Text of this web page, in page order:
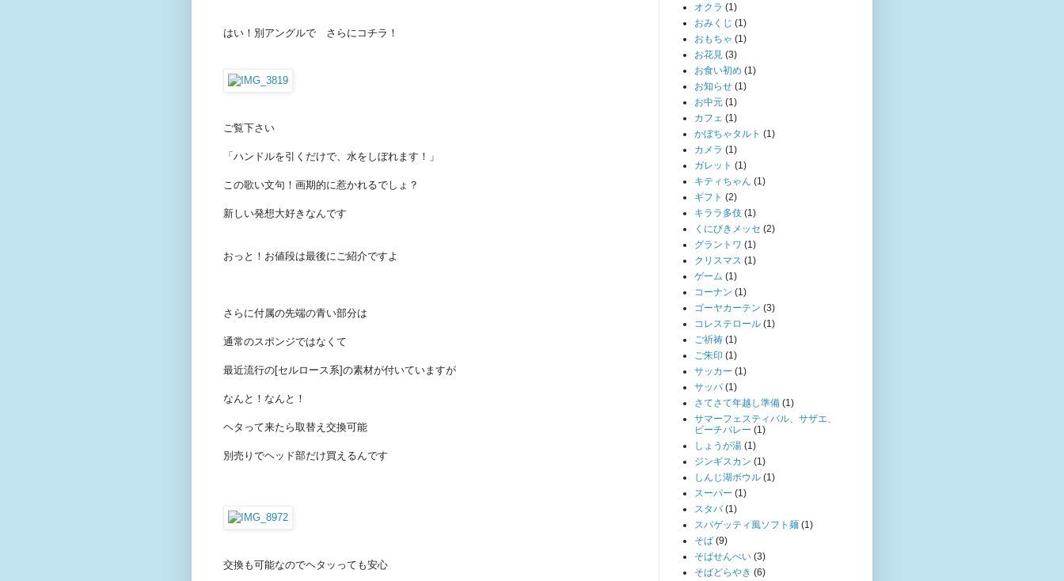
はい！別アングルで さらにコチラ！
ご覧下さい
「ハンドルを引くだけで、水をしぼれます！」
この歌い文句！画期的に惹かれるでしょ？
新しい発想大好きなんです
おっと！お値段は最後にご紹介ですよ
さらに付属の先端の青い部分は
通常のスポンジではなくて
最近流行の[セルロース系]の素材が付いていますが
なんと！なんと！
ヘタって来たら取替え交換可能
別売りでヘッド部だけ買えるんです
交換も可能なのでヘタッっても安心
オクラ (1)
おみくじ (1)
おもちゃ (1)
お花見 (3)
お食い初め (1)
お知らせ (1)
お中元 (1)
カフェ (1)
かぼちゃタルト (1)
カメラ (1)
ガレット (1)
キティちゃん (1)
ギフト (2)
キララ多伎 (1)
くにびきメッセ (2)
グラントワ (1)
クリスマス (1)
ゲーム (1)
コーナン (1)
ゴーヤカーテン (3)
コレステロール (1)
ご祈祷 (1)
ご朱印 (1)
サッカー (1)
サッパ (1)
さてさて年越し準備 (1)
サマーフェスティバル、サザエ、
ビーチバレー (1)
しょうが湯 (1)
ジンギスカン (1)
しんじ湖ボウル (1)
スーパー (1)
スタバ (1)
スパゲッティ風ソフト麺 (1)
そば (9)
そばせんべい (3)
そばどらやき (6)